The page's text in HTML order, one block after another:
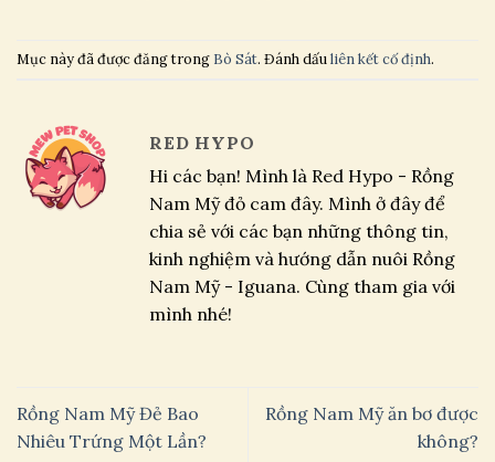
Mục này đã được đăng trong Bò Sát. Đánh dấuliên kết cố định.
RED HYPO
Hi các bạn! Mình là Red Hypo - Rồng
Nam Mỹ đỏ cam đây. Mình ở đây để
chia sẻ với các bạn những thông tin,
kinh nghiệm và hướng dẫn nuôi Rồng
Nam Mỹ - Iguana. Cùng tham gia với
mình nhé!
Rồng Nam Mỹ Đẻ Bao
Nhiêu Trứng Một Lần?
Rồng Nam Mỹ ăn bơ được
không?